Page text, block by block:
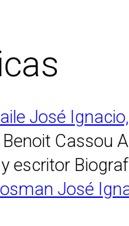
José
Cassou
escritor
José